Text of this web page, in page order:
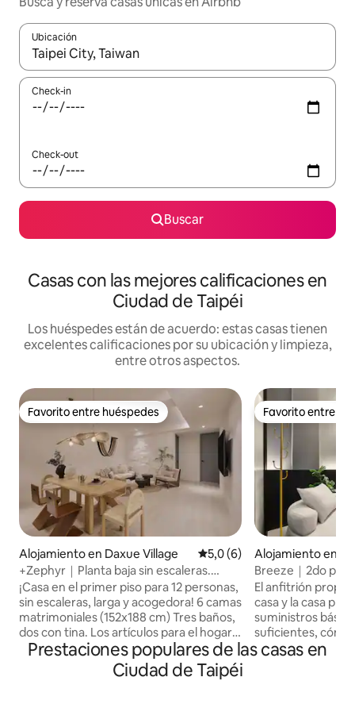
Ubicación
Cuando los resultados estén disponibles, navegá con las
Check-in
Check-out
Buscar
Casas con las mejores calificaciones en
Ciudad de Taipéi
Los huéspedes están de acuerdo: estas casas tienen
excelentes calificaciones por su ubicación y limpieza,
entre otros aspectos.
Favorito entre huéspedes
Favorito entre huéspedes
Alojamiento en Daxue Village Calificación promedio: 5,0
5,0 (6)
+Zephyr｜Planta baja sin escaleras.
Amplio y cómodo｜12 personas. 3 baños.
Zona residencial｜Mercado nocturno de
Shida｜MRT Edificio de Taipower｜Calle
Yongkang
¡Casa en el primer piso para 12 personas,
sin escaleras, larga y acogedora! 6 camas
matrimoniales (152x188 cm) Tres baños,
dos con tina. Los artículos para el hogar
se prepararán en la casa antes de tu
llegada. Si no hay suficientes, te pedimos
que compres los tuyos. No hay limpieza
Favorito entre
Favorito entre
Alojamiento en 建
Breeze｜2do
de Beijing｜
MRT Beimen｜
Taipei｜Comida
expreso al
El anfitrión
casa y la casa
suministros
suficientes,
servicio las 24
Prestaciones populares de las casas en
Ciudad de Taipéi